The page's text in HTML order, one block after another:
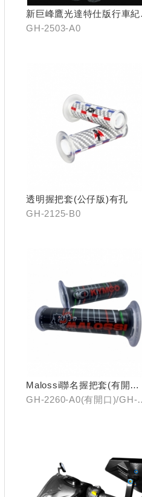
新巨峰鷹光達特仕版行車紀
器
GH-2503-A0
透明握把套(公仔版)有孔
GH-2125-B0
Malossi聯名握把套(有開
口)/(無開口)
GH-2260-A0(有開口)/GH-